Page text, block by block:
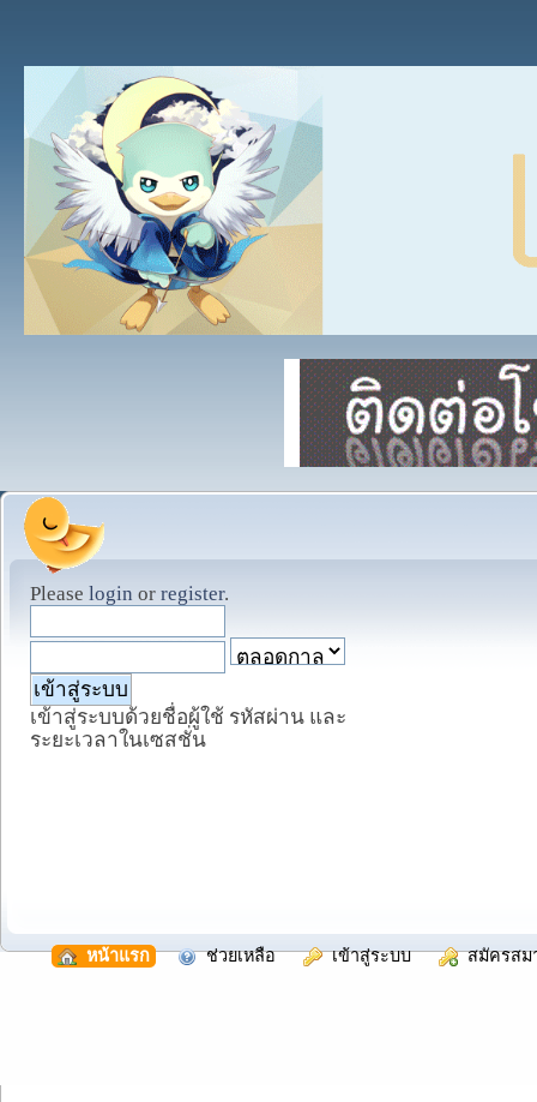
Please login or register.
เข้าสู่ระบบด้วยชื่อผู้ใช้ รหัสผ่าน และ
ระยะเวลาในเซสชั่น
หน้าแรก ช่วยเหลือ เข้าสู่ระบบ สมัครสม